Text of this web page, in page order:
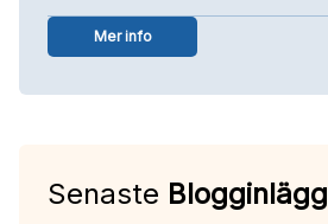
Mer info
Senaste Blogginlägg